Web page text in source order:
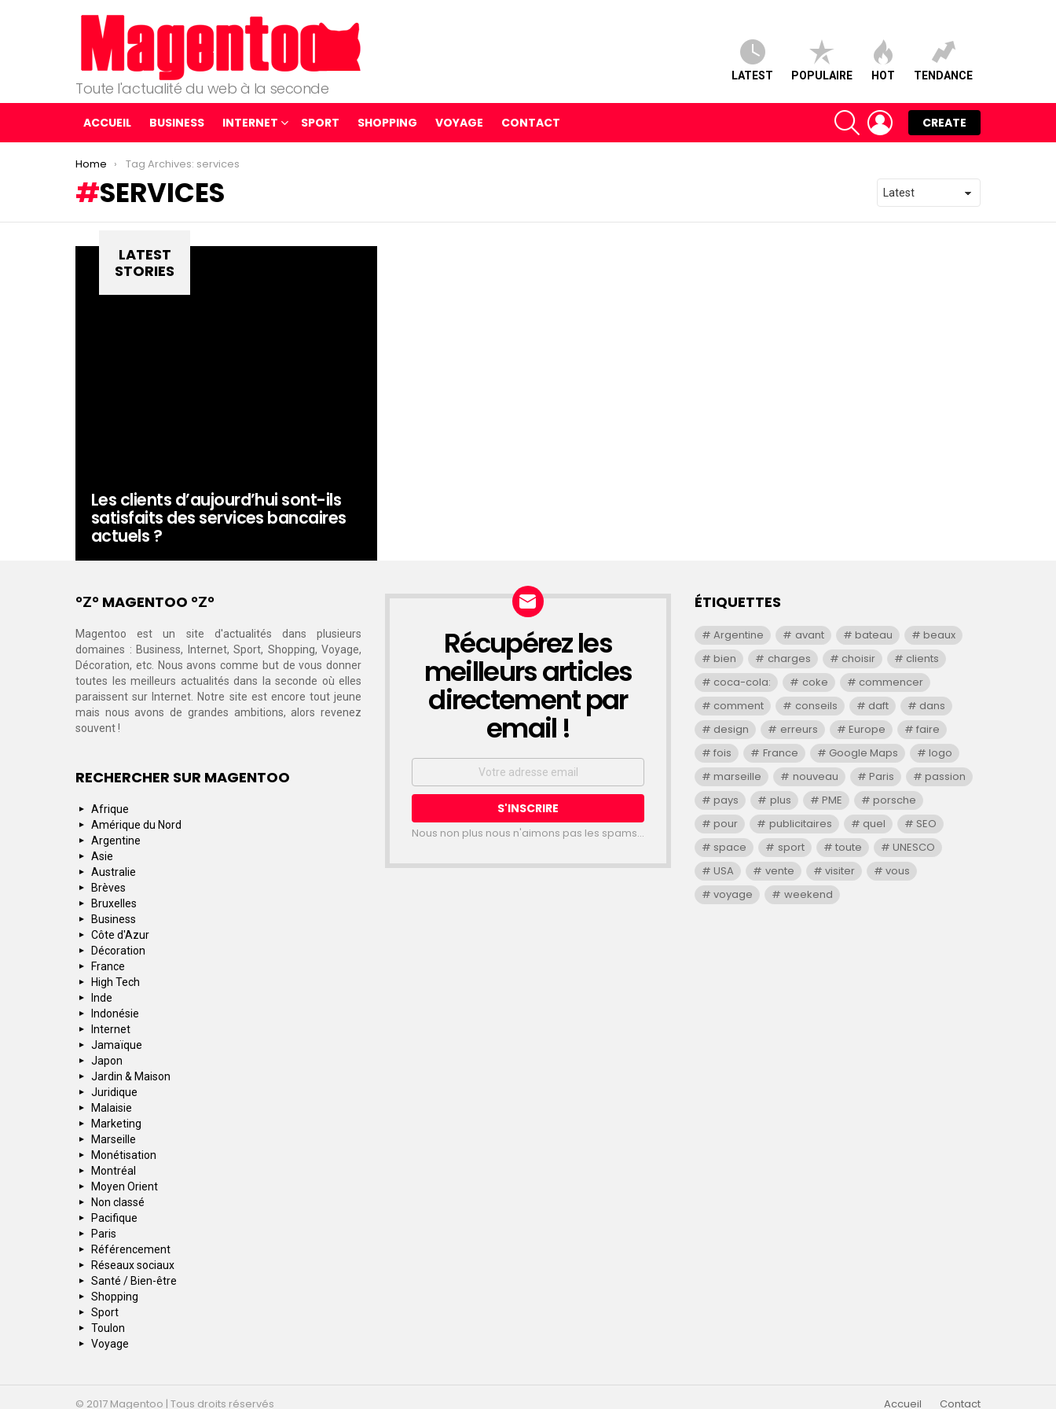
Toute l'actualité du web à la seconde
LATEST POPULAIRE HOT TENDANCE
ACCUEIL BUSINESS INTERNET SPORT SHOPPING VOYAGE CONTACT
SEARCH LOGIN
CREATE
You are here:
Home Tag Archives: services
SERVICES
LATEST
STORIES
Les clients d’aujourd’hui sont-ils
satisfaits des services bancaires
actuels ?
°Ζ° MAGENTOO °Ζ°
Magentoo est un site d'actualités dans plusieurs
domaines : Business, Internet, Sport, Shopping, Voyage,
Décoration, etc. Nous avons comme but de vous donner
toutes les meilleurs actualités dans la seconde où elles
paraissent sur Internet. Notre site est encore tout jeune
mais nous avons de grandes ambitions, alors revenez
souvent !
RECHERCHER SUR MAGENTOO
Afrique
Amérique du Nord
Argentine
Asie
Australie
Brèves
Bruxelles
Business
Côte d'Azur
Décoration
France
High Tech
Inde
Indonésie
Internet
Jamaïque
Japon
Jardin & Maison
Juridique
Malaisie
Marketing
Marseille
Monétisation
Montréal
Moyen Orient
Non classé
Pacifique
Paris
Référencement
Réseaux sociaux
Santé / Bien-être
Shopping
Sport
Toulon
Voyage
NEWSLETTER
Récupérez les
meilleurs articles
directement par
email !
Email
Nous non plus nous n'aimons pas les spams...
ÉTIQUETTES
Argentine avant bateau
beaux
bien
charges choisir
clients
coca-cola:
coke
commencer
comment
conseils daft
dans
design
erreurs Europe
faire
fois
France Google Maps
logo
marseille
nouveau Paris
passion
pays
plus PME
porsche
pour
publicitaires quel
SEO
space
sport toute
UNESCO
USA
vente visiter
vous
voyage
weekend
© 2017 Magentoo | Tous droits réservés Accueil Contact